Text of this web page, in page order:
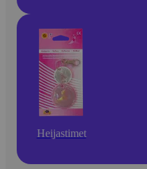
Heijastimet